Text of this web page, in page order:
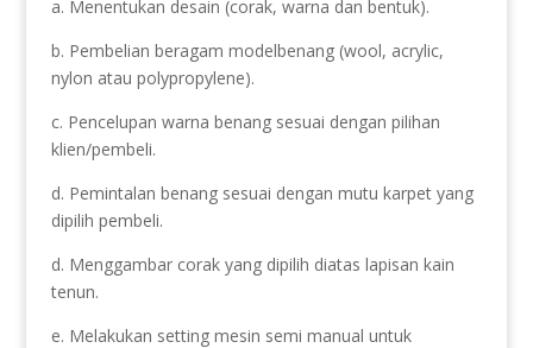
a. Menentukan desain (corak, warna dan bentuk).
b. Pembelian beragam modelbenang (wool, acrylic,
nylon atau polypropylene).
c. Pencelupan warna benang sesuai dengan pilihan
klien/pembeli.
d. Pemintalan benang sesuai dengan mutu karpet yang
dipilih pembeli.
d. Menggambar corak yang dipilih diatas lapisan kain
tenun.
e. Melakukan setting mesin semi manual untuk